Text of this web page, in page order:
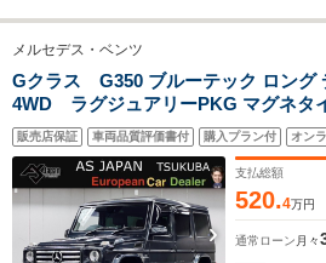
メルセデス・ベンツ
Gクラス G350 ブルーテック ロング
4WD ラグジュアリーPKG マグネタ
サンルーフ ディストロニック+ BSM
席ヒーター 純正ブラック18AW 純正
ETC2.0 Bカメラ キーレス 背面タイヤ
販売店保証 車両品質評価書付 購入プラン付 オン
支払総額
520.4万円
通常ローン 月々